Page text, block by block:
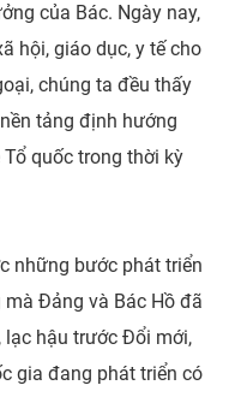
của Bác. Ngày nay,
hội, giáo dục, y tế cho
chúng ta đều thấy
tảng định hướng
quốc trong thời kỳ
những bước phát triển
Đảng và Bác Hồ đã
lạc hậu trước Đổi mới,
gia đang phát triển có